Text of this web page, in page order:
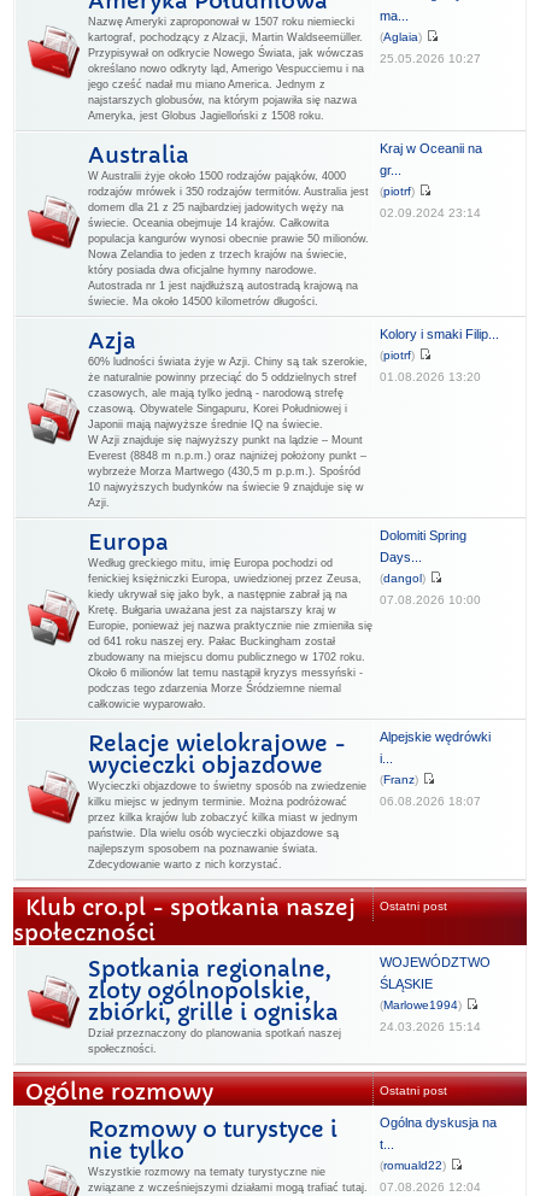
Nazwę Ameryki zaproponował w 1507 roku niemiecki
kartograf, pochodzący z Alzacji, Martin Waldseemüller.
Przypisywał on odkrycie Nowego Świata, jak wówczas
określano nowo odkryty ląd, Amerigo Vespucciemu i na
jego cześć nadał mu miano America. Jednym z
najstarszych globusów, na którym pojawiła się nazwa
Ameryka, jest Globus Jagielloński z 1508 roku.
ma...
(Aglaia)
25.05.2026 10:27
Australia
W Australii żyje około 1500 rodzajów pająków, 4000
rodzajów mrówek i 350 rodzajów termitów. Australia jest
domem dla 21 z 25 najbardziej jadowitych węży na
świecie. Oceania obejmuje 14 krajów. Całkowita
populacja kangurów wynosi obecnie prawie 50 milionów.
Nowa Zelandia to jeden z trzech krajów na świecie,
który posiada dwa oficjalne hymny narodowe.
Autostrada nr 1 jest najdłuższą autostradą krajową na
świecie. Ma około 14500 kilometrów długości.
Kraj w Oceanii na
gr...
(piotrf)
02.09.2024 23:14
Azja
60% ludności świata żyje w Azji. Chiny są tak szerokie,
że naturalnie powinny przeciąć do 5 oddzielnych stref
czasowych, ale mają tylko jedną - narodową strefę
czasową. Obywatele Singapuru, Korei Południowej i
Japonii mają najwyższe średnie IQ na świecie.
W Azji znajduje się najwyższy punkt na lądzie – Mount
Everest (8848 m n.p.m.) oraz najniżej położony punkt –
wybrzeże Morza Martwego (430,5 m p.p.m.). Spośród
10 najwyższych budynków na świecie 9 znajduje się w
Azji.
Kolory i smaki Filip...
(piotrf)
01.08.2026 13:20
Europa
Według greckiego mitu, imię Europa pochodzi od
fenickiej księżniczki Europa, uwiedzionej przez Zeusa,
kiedy ukrywał się jako byk, a następnie zabrał ją na
Kretę. Bułgaria uważana jest za najstarszy kraj w
Europie, ponieważ jej nazwa praktycznie nie zmieniła się
od 641 roku naszej ery. Pałac Buckingham został
zbudowany na miejscu domu publicznego w 1702 roku.
Około 6 milionów lat temu nastąpił kryzys messyński -
podczas tego zdarzenia Morze Śródziemne niemal
całkowicie wyparowało.
Dolomiti Spring
Days...
(dangol)
07.08.2026 10:00
Relacje wielokrajowe -
wycieczki objazdowe
Wycieczki objazdowe to świetny sposób na zwiedzenie
kilku miejsc w jednym terminie. Można podróżować
przez kilka krajów lub zobaczyć kilka miast w jednym
państwie. Dla wielu osób wycieczki objazdowe są
najlepszym sposobem na poznawanie świata.
Zdecydowanie warto z nich korzystać.
Alpejskie wędrówki
i...
(Franz)
06.08.2026 18:07
Klub cro.pl - spotkania naszej
społeczności
Ostatni post
Spotkania regionalne,
zloty ogólnopolskie,
zbiórki, grille i ogniska
Dział przeznaczony do planowania spotkań naszej
społeczności.
WOJEWÓDZTWO
ŚLĄSKIE
(Marlowe1994)
24.03.2026 15:14
Ogólne rozmowy Ostatni post
Rozmowy o turystyce i
nie tylko
Wszystkie rozmowy na tematy turystyczne nie
związane z wcześniejszymi działami mogą trafiać tutaj.
Ogólna dyskusja na
t...
(romuald22)
07.08.2026 12:04